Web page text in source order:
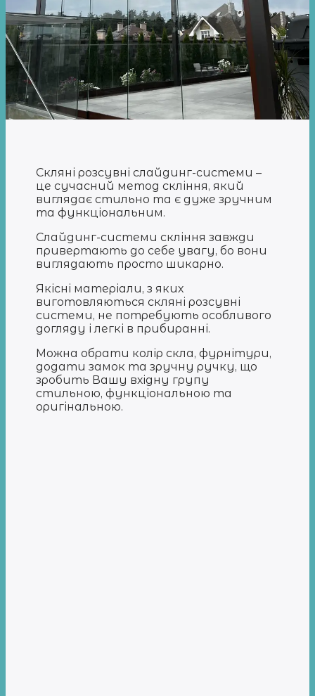
Скляні розсувні слайдинг-системи –
це сучасний метод скління, який
виглядає стильно та є дуже зручним
та функціональним.
Слайдинг-системи скління завжди
привертають до себе увагу, бо вони
виглядають просто шикарно.
Якісні матеріали, з яких
виготовляються скляні розсувні
системи, не потребують особливого
догляду і легкі в прибиранні.
Можна обрати колір скла, фурнітури,
додати замок та зручну ручку, що
зробить Вашу вхідну групу
стильною, функціональною та
оригінальною.